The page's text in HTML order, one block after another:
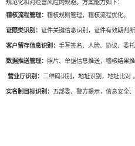
规范化和对经营风险的规避。方案能力如下：
稽核流程管理： 稽核规则管理，稽核流程优化。
证照类识别： 证件关键信息识别，证件有效期判断
客户留存信息识别： 手写签名、人脸、协议、委
数据推送管理： 照片、单据信息推送，稽核结果推
营业厅识别： 二维码识别，地址识别，地址比对 。
实名制目标识别： 五部委、警方提示，信息安全